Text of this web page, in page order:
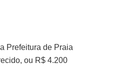
Prefeitura de Praia
ou R$ 4.200